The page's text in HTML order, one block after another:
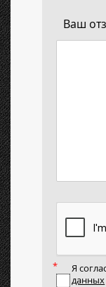
Ваш
Я
данных